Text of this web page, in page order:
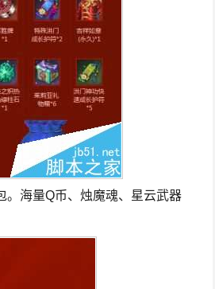
。海量Q币、烛魔魂、星云武器